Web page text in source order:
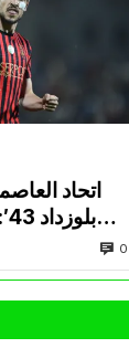
الهدف الثاني 0